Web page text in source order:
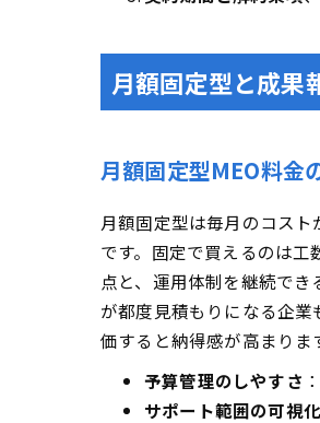
月額固定型と成果
月額固定型MEO料金
月額固定型は毎月のコス
です。固定で買えるのは
点と、運用体制を継続で
が都度見積もりになる企
価すると納得感が高まりま
予算管理のしやすさ
サポート範囲の可視化